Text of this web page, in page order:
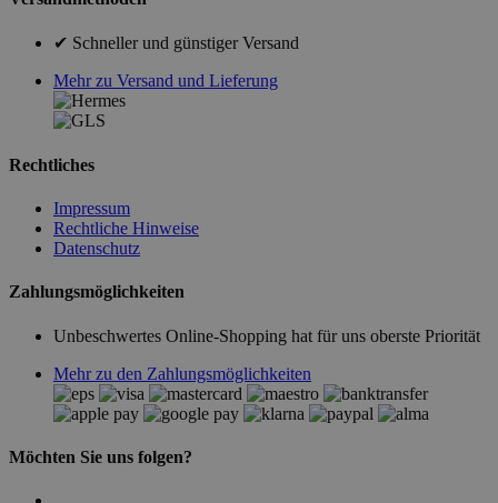
✔ Schneller und günstiger Versand
Mehr zu Versand und Lieferung
Rechtliches
Impressum
Rechtliche Hinweise
Datenschutz
Zahlungsmöglichkeiten
Unbeschwertes Online-Shopping hat für uns oberste Priorität
Mehr zu den Zahlungsmöglichkeiten
Möchten Sie uns folgen?